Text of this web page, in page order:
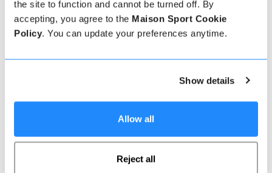
the site to function and cannot be turned off. By
accepting, you agree to the Maison Sport Cookie
Policy. You can update your preferences anytime.
Show details
Allow all
Reject all
unser freundliches, kompetentes Team steht Ihnen
stets zur Verfügung, um zu helfen - buchen Sie
sofort online oder sprechen Sie mit unserem